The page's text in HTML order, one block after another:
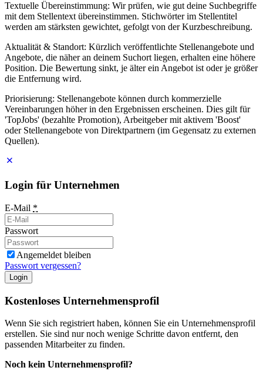
Textuelle Übereinstimmung: Wir prüfen, wie gut deine Suchbegriffe
mit dem Stellentext übereinstimmen. Stichwörter im Stellentitel
werden am stärksten gewichtet, gefolgt von der Kurzbeschreibung.
Aktualität & Standort: Kürzlich veröffentlichte Stellenangebote und
Angebote, die näher an deinem Suchort liegen, erhalten eine höhere
Position. Die Bewertung sinkt, je älter ein Angebot ist oder je größer
die Entfernung wird.
Priorisierung: Stellenangebote können durch kommerzielle
Vereinbarungen höher in den Ergebnissen erscheinen. Dies gilt für
'TopJobs' (bezahlte Promotion), Arbeitgeber mit aktivem 'Boost'
oder Stellenangebote von Direktpartnern (im Gegensatz zu externen
Quellen).
Login für Unternehmen
E-Mail *
Passwort
Angemeldet bleiben
Passwort vergessen?
Login
Kostenloses Unternehmensprofil
Wenn Sie sich registriert haben, können Sie ein Unternehmensprofil
erstellen. Sie sind nur noch wenige Schritte davon entfernt, den
passenden Mitarbeiter zu finden.
Noch kein Unternehmensprofil?